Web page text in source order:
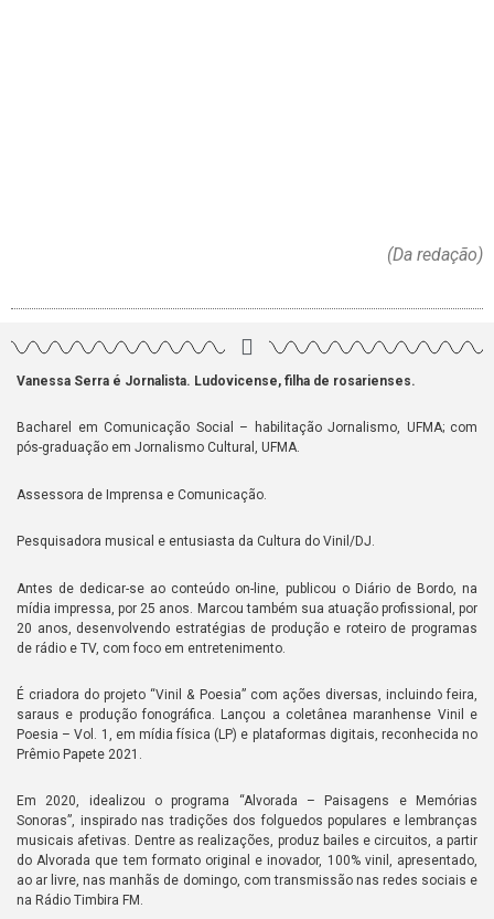
(Da redação)
Vanessa Serra é Jornalista. Ludovicense, filha de rosarienses.
Bacharel em Comunicação Social – habilitação Jornalismo, UFMA; com
pós-graduação em Jornalismo Cultural, UFMA.
Assessora de Imprensa e Comunicação.
Pesquisadora musical e entusiasta da Cultura do Vinil/DJ.
Antes de dedicar-se ao conteúdo on-line, publicou o Diário de Bordo, na
mídia impressa, por 25 anos. Marcou também sua atuação profissional, por
20 anos, desenvolvendo estratégias de produção e roteiro de programas
de rádio e TV, com foco em entretenimento.
É criadora do projeto “Vinil & Poesia” com ações diversas, incluindo feira,
saraus e produção fonográfica. Lançou a coletânea maranhense Vinil e
Poesia – Vol. 1, em mídia física (LP) e plataformas digitais, reconhecida no
Prêmio Papete 2021.
Em 2020, idealizou o programa “Alvorada – Paisagens e Memórias
Sonoras”, inspirado nas tradições dos folguedos populares e lembranças
musicais afetivas. Dentre as realizações, produz bailes e circuitos, a partir
do Alvorada que tem formato original e inovador, 100% vinil, apresentado,
ao ar livre, nas manhãs de domingo, com transmissão nas redes sociais e
na Rádio Timbira FM.